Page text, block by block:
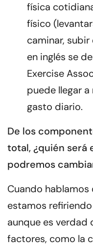
física
físico
caminar, subir
en inglés se
Exercise
puede llegar
gasto diario.
De los
total, ¿quién será
podremos
Cuando hablamos
estamos
aunque es verdad
factores, como la